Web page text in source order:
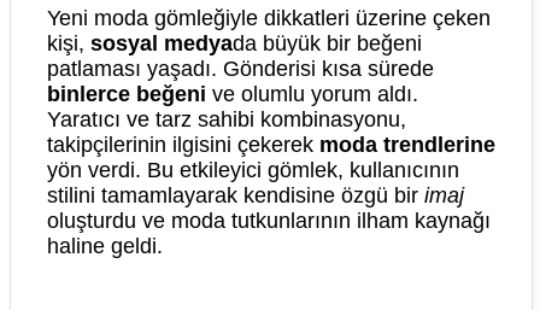
Yeni moda gömleğiyle dikkatleri üzerine çeken
kişi, sosyal medyada büyük bir beğeni
patlaması yaşadı. Gönderisi kısa sürede
binlerce beğeni ve olumlu yorum aldı.
Yaratıcı ve tarz sahibi kombinasyonu,
takipçilerinin ilgisini çekerek moda trendlerine
yön verdi. Bu etkileyici gömlek, kullanıcının
stilini tamamlayarak kendisine özgü bir imaj
oluşturdu ve moda tutkunlarının ilham kaynağı
haline geldi.